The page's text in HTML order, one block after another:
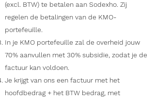
(excl. BTW) te betalen aan Sodexho. Zij
regelen de betalingen van de KMO-
portefeuille.
In je KMO portefeuille zal de overheid jouw
70% aanvullen met 30% subsidie, zodat je de
factuur kan voldoen.
Je krijgt van ons een factuur met het
hoofdbedrag + het BTW bedrag, met